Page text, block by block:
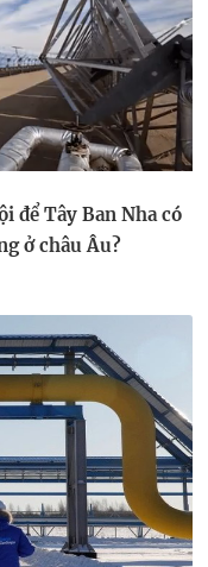
để Tây Ban Nha có
ở châu Âu?